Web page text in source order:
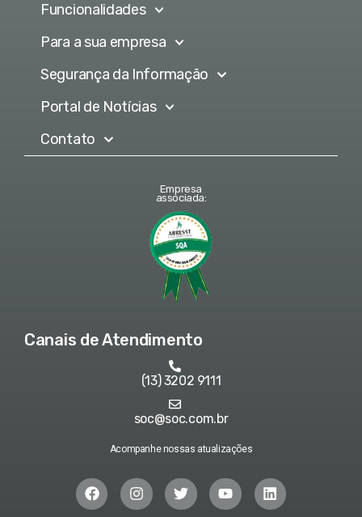
Funcionalidades
Para a sua empresa
Segurança da Informação
Portal de Notícias
Contato
Empresa
associada:
Canais de Atendimento
(13) 3202 9111
soc@soc.com.br
Acompanhe nossas atualizações